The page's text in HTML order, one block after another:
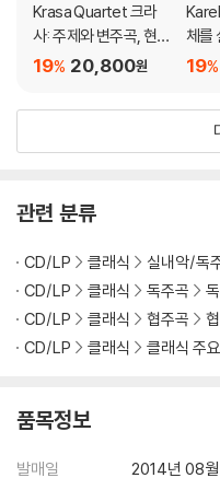
Krasa Quartet 크라
사: 주제와 변주곡, 현
악사중주 2번 (Youth
ulhoff)
20,800원
19%
체를
2집
19%
관련 분류
CD/LP 클래식 실내악/독
CD/LP
클래식 독주곡
CD/LP
클래식 협주곡
CD/LP
클래식 클래식 주
품목정보
발매일
2014년 08월